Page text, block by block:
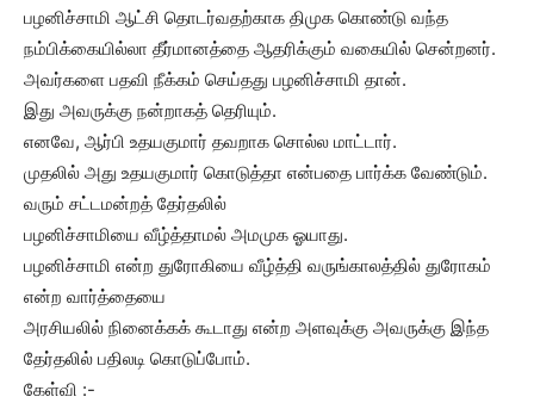
பழனிச்சாமி ஆட்சி தொடர்வதற்காக திமுக கொண்டு வந்த
நம்பிக்கையில்லா தீர்மானத்தை ஆதரிக்கும் வகையில் சென்றனர்.
அவர்களை பதவி நீக்கம் செய்தது பழனிச்சாமி தான்.
இது அவருக்கு நன்றாகத் தெரியும்.
எனவே, ஆர்பி உதயகுமார் தவறாக சொல்ல மாட்டார்.
முதலில் அது உதயகுமார் கொடுத்தா என்பதை பார்க்க வேண்டும்.
வரும் சட்டமன்றத் தேர்தலில்
பழனிச்சாமியை வீழ்த்தாமல் அமமுக ஓயாது.
பழனிச்சாமி என்ற துரோகியை வீழ்த்தி வருங்காலத்தில் துரோகம்
என்ற வார்த்தையை
அரசியலில் நினைக்கக் கூடாது என்ற அளவுக்கு அவருக்கு இந்த
தேர்தலில் பதிலடி கொடுப்போம்.
கேள்வி :-